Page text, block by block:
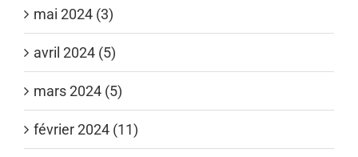
mai 2024 (3)
avril 2024 (5)
mars 2024 (5)
février 2024 (11)